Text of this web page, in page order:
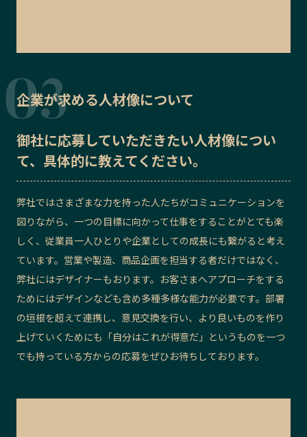
企業が求める人材像について
御社に応募していただきたい人材像につい
て、具体的に教えてください。
弊社ではさまざまな力を持った人たちがコミュニケーションを
図りながら、一つの目標に向かって仕事をすることがとても楽
しく、従業員一人ひとりや企業としての成長にも繋がると考え
ています。営業や製造、商品企画を担当する者だけではなく、
弊社にはデザイナーもおります。お客さまへアプローチをする
ためにはデザインなども含め多種多様な能力が必要です。部署
の垣根を超えて連携し、意見交換を行い、より良いものを作り
上げていくためにも「自分はこれが得意だ」というものを一つ
でも持っている方からの応募をぜひお待ちしております。